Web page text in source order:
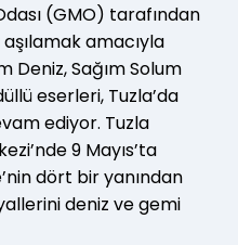
(GMO) tarafından
amacıyla
Deniz, Sağım Solum
eserleri, Tuzla’da
ediyor. Tuzla
9 Mayıs’ta
dört bir yanından
deniz ve gemi